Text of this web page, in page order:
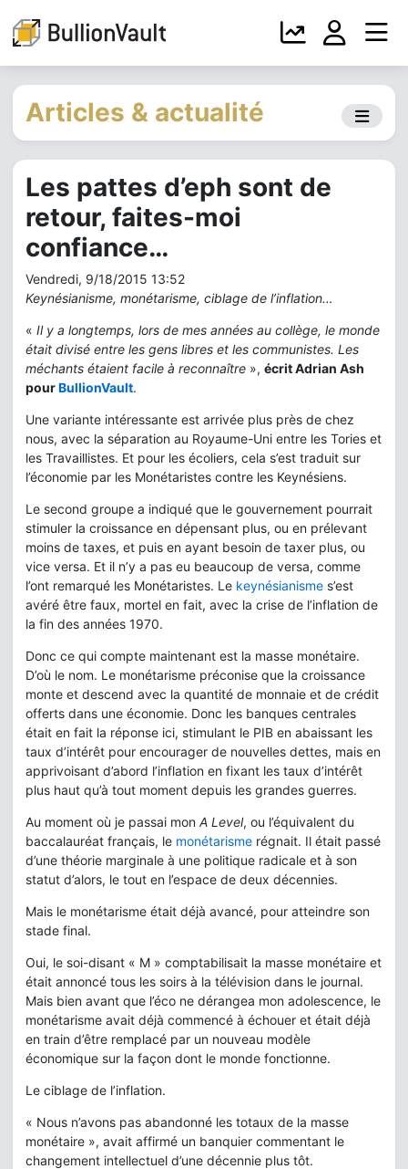
Articles & actualité
Les pattes d’eph sont de
retour, faites-moi
confiance…
Vendredi, 9/18/2015 13:52
Keynésianisme, monétarisme, ciblage de l’inflation…
« Il y a longtemps, lors de mes années au collège, le monde
était divisé entre les gens libres et les communistes. Les
méchants étaient facile à reconnaître », écrit Adrian Ash
pourBullionVault.
Une variante intéressante est arrivée plus près de chez
nous, avec la séparation au Royaume-Uni entre les Tories et
les Travaillistes. Et pour les écoliers, cela s’est traduit sur
l’économie par les Monétaristes contre les Keynésiens.
Le second groupe a indiqué que le gouvernement pourrait
stimuler la croissance en dépensant plus, ou en prélevant
moins de taxes, et puis en ayant besoin de taxer plus, ou
vice versa. Et il n’y a pas eu beaucoup de versa, comme
l’ont remarqué les Monétaristes. Le keynésianisme s’est
avéré être faux, mortel en fait, avec la crise de l’inflation de
la fin des années 1970.
Donc ce qui compte maintenant est la masse monétaire.
D’où le nom. Le monétarisme préconise que la croissance
monte et descend avec la quantité de monnaie et de crédit
offerts dans une économie. Donc les banques centrales
était en fait la réponse ici, stimulant le PIB en abaissant les
taux d’intérêt pour encourager de nouvelles dettes, mais en
apprivoisant d’abord l’inflation en fixant les taux d’intérêt
plus haut qu’à tout moment depuis les grandes guerres.
Au moment où je passai mon A Level, ou l’équivalent du
baccalauréat français, le monétarisme régnait. Il était passé
d’une théorie marginale à une politique radicale et à son
statut d’alors, le tout en l’espace de deux décennies.
Mais le monétarisme était déjà avancé, pour atteindre son
stade final.
Oui, le soi-disant « M » comptabilisait la masse monétaire et
était annoncé tous les soirs à la télévision dans le journal.
Mais bien avant que l’éco ne dérangea mon adolescence, le
monétarisme avait déjà commencé à échouer et était déjà
en train d’être remplacé par un nouveau modèle
économique sur la façon dont le monde fonctionne.
Le ciblage de l’inflation.
« Nous n’avons pas abandonné les totaux de la masse
monétaire », avait affirmé un banquier commentant le
changement intellectuel d’une décennie plus tôt.